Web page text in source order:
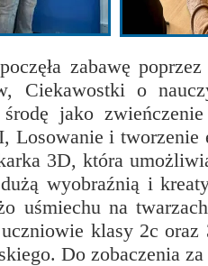
zabawę
Ciekawostki o
jako
Losowanie i tworzenie
3D, która
wyobraźnią i
uśmiechu na
klasy 2c
Do zobaczenia
szkolne